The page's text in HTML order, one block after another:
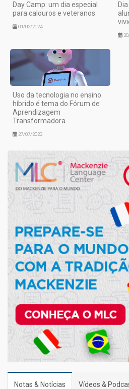
Day Camp: um dia especial
para calouros e veteranos
01/02/2024
Uso da tecnologia no ensino
híbrido é tema do Fórum de
Aprendizagem
Transformadora
27/07/2023
Notas & Notícias Vídeos &